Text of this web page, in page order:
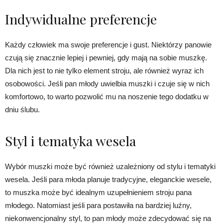
Indywidualne preferencje
Każdy człowiek ma swoje preferencje i gust. Niektórzy panowie
czują się znacznie lepiej i pewniej, gdy mają na sobie muszkę.
Dla nich jest to nie tylko element stroju, ale również wyraz ich
osobowości. Jeśli pan młody uwielbia muszki i czuje się w nich
komfortowo, to warto pozwolić mu na noszenie tego dodatku w
dniu ślubu.
Styl i tematyka wesela
Wybór muszki może być również uzależniony od stylu i tematyki
wesela. Jeśli para młoda planuje tradycyjne, eleganckie wesele,
to muszka może być idealnym uzupełnieniem stroju pana
młodego. Natomiast jeśli para postawiła na bardziej luźny,
niekonwencjonalny styl, to pan młody może zdecydować się na